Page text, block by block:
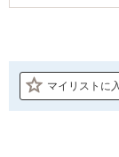
マイリストに